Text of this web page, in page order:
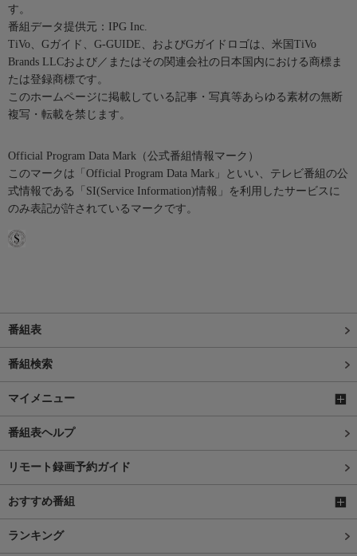
す。
番組データ提供元：IPG Inc.
TiVo、Gガイド、G-GUIDE、およびGガイドロゴは、米国TiVo
Brands LLCおよび／またはその関連会社の日本国内における商標ま
たは登録商標です。
このホームページに掲載している記事・写真等あらゆる素材の無断
複写・転載を禁じます。
Official Program Data Mark（公式番組情報マーク）
このマークは「Official Program Data Mark」といい、テレビ番組の公
式情報である「SI(Service Information)情報」を利用したサービスに
のみ表記が許されているマークです。
番組表
番組検索
マイメニュー
番組表ヘルプ
リモート録画予約ガイド
おすすめ番組
ランキング